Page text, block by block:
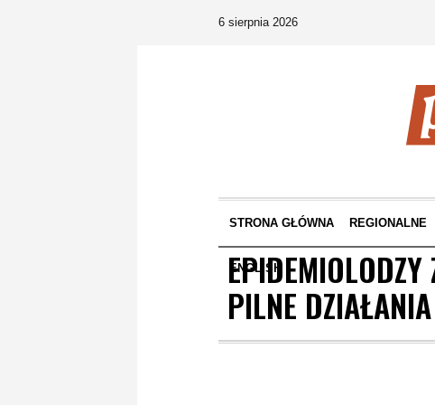
6 sierpnia 2026
STRONA GŁÓWNA REGIONALNE
ENGLISH
PILNE